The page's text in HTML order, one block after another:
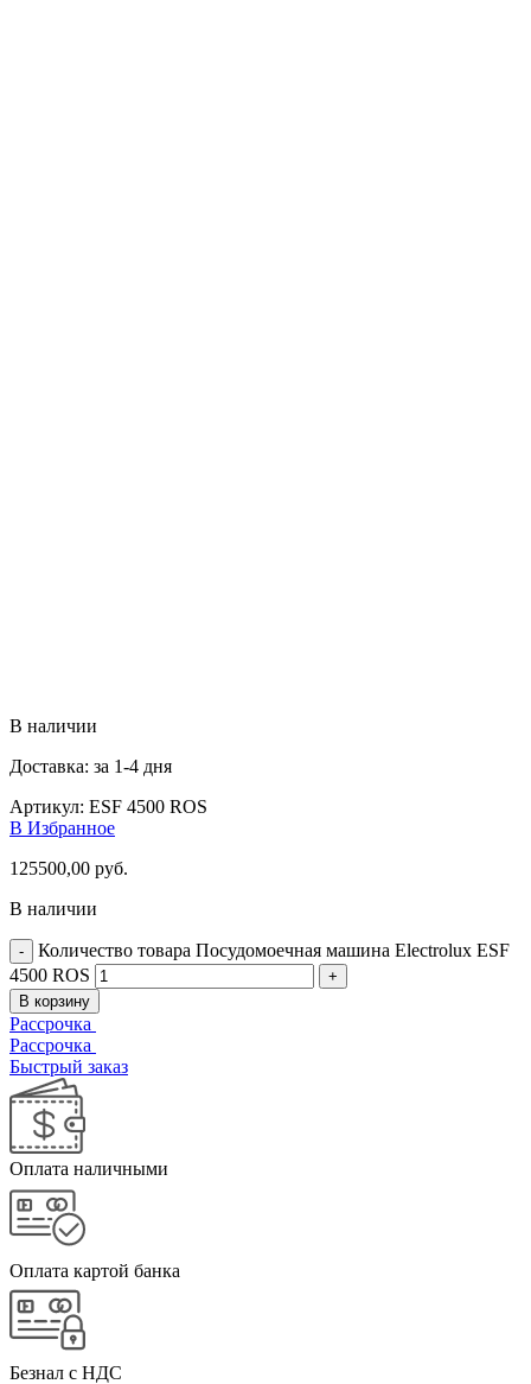
В наличии
Доставка: за 1-4 дня
Артикул: ESF 4500 ROS
В Избранное
125500,00 руб.
В наличии
Количество товара Посудомоечная машина Electrolux ESF
4500 ROS
В корзину
Рассрочка
Рассрочка
Быстрый заказ
Оплата наличными
Оплата картой банка
Безнал с НДС